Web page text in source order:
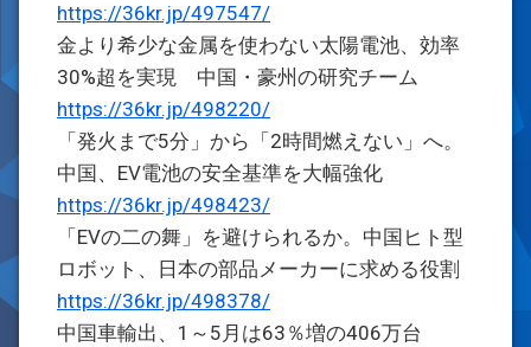
https://36kr.jp/497547/
金より希少な金属を使わない太陽電池、効率
30%超を実現 中国・豪州の研究チーム
https://36kr.jp/498220/
「発火まで5分」から「2時間燃えない」へ。
中国、EV電池の安全基準を大幅強化
https://36kr.jp/498423/
「EVの二の舞」を避けられるか。中国ヒト型
ロボット、日本の部品メーカーに求める役割
https://36kr.jp/498378/
中国車輸出、1～5月は63％増の406万台